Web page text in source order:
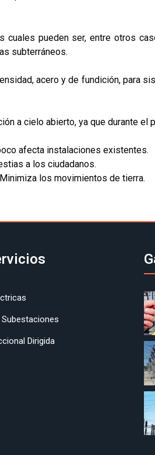
pueden ser, entre otros
subterráneos.
acero y de fundición, para
a cielo abierto, ya que durante el
afecta instalaciones existentes.
a los ciudadanos.
los movimientos de tierra.
Dirigida